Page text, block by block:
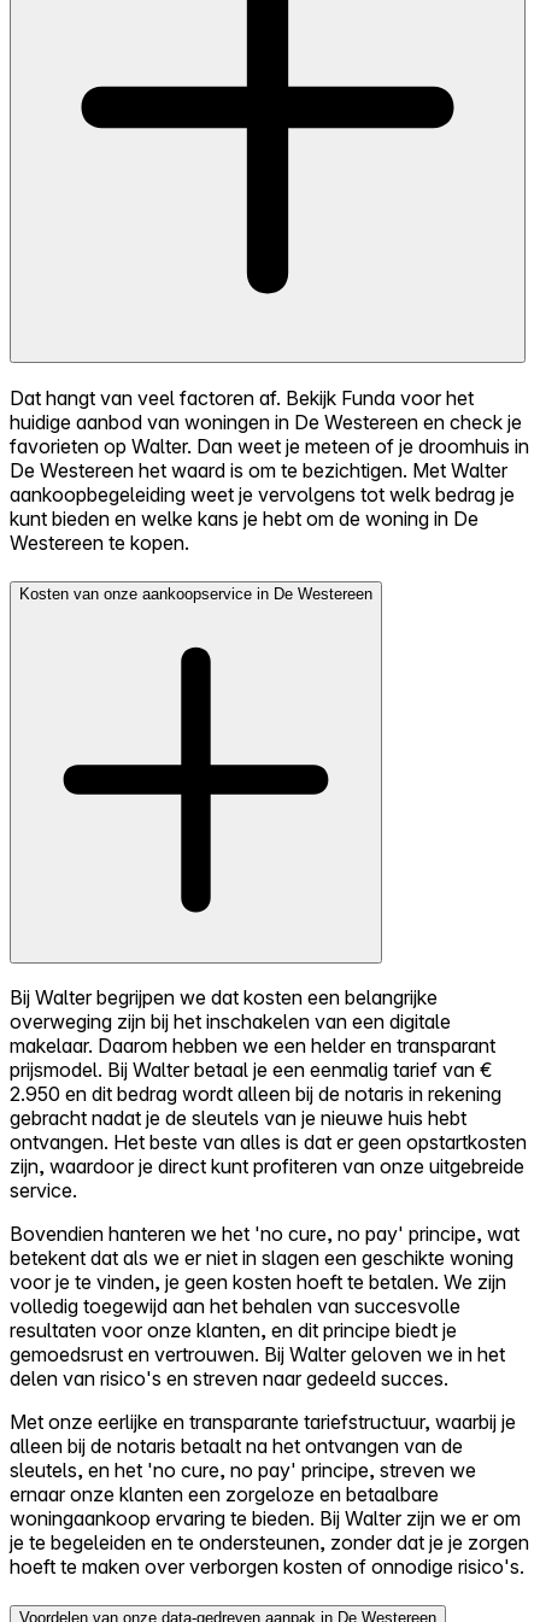
Dat hangt van veel factoren af. Bekijk Funda voor het
huidige aanbod van woningen in De Westereen en check je
favorieten op Walter. Dan weet je meteen of je droomhuis in
De Westereen het waard is om te bezichtigen. Met Walter
aankoopbegeleiding weet je vervolgens tot welk bedrag je
kunt bieden en welke kans je hebt om de woning in De
Westereen te kopen.
Kosten van onze aankoopservice in De Westereen
Bij Walter begrijpen we dat kosten een belangrijke
overweging zijn bij het inschakelen van een digitale
makelaar. Daarom hebben we een helder en transparant
prijsmodel. Bij Walter betaal je een eenmalig tarief van €
2.950 en dit bedrag wordt alleen bij de notaris in rekening
gebracht nadat je de sleutels van je nieuwe huis hebt
ontvangen. Het beste van alles is dat er geen opstartkosten
zijn, waardoor je direct kunt profiteren van onze uitgebreide
service.
Bovendien hanteren we het 'no cure, no pay' principe, wat
betekent dat als we er niet in slagen een geschikte woning
voor je te vinden, je geen kosten hoeft te betalen. We zijn
volledig toegewijd aan het behalen van succesvolle
resultaten voor onze klanten, en dit principe biedt je
gemoedsrust en vertrouwen. Bij Walter geloven we in het
delen van risico's en streven naar gedeeld succes.
Met onze eerlijke en transparante tariefstructuur, waarbij je
alleen bij de notaris betaalt na het ontvangen van de
sleutels, en het 'no cure, no pay' principe, streven we
ernaar onze klanten een zorgeloze en betaalbare
woningaankoop ervaring te bieden. Bij Walter zijn we er om
je te begeleiden en te ondersteunen, zonder dat je je zorgen
hoeft te maken over verborgen kosten of onnodige risico's.
Voordelen van onze data-gedreven aanpak in De Westereen